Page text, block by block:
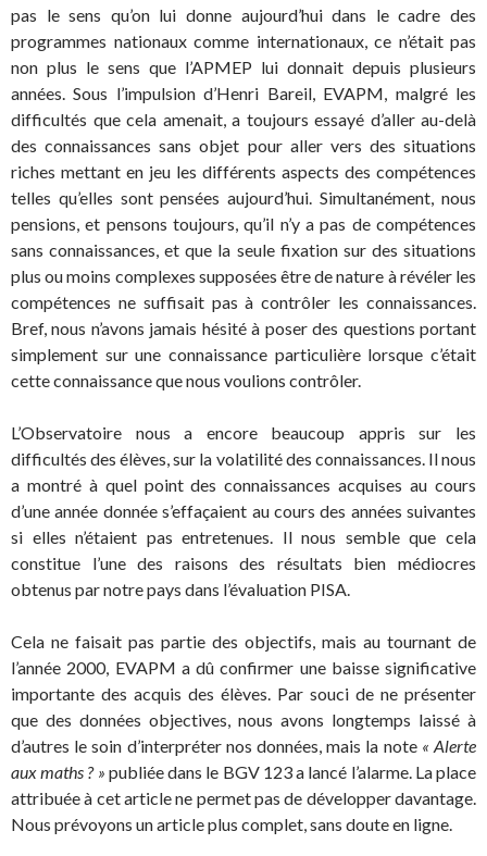
pas le sens qu’on lui donne aujourd’hui dans le cadre des
programmes nationaux comme internationaux, ce n’était pas
non plus le sens que l’APMEP lui donnait depuis plusieurs
années. Sous l’impulsion d’Henri Bareil, EVAPM, malgré les
difficultés que cela amenait, a toujours essayé d’aller au-delà
des connaissances sans objet pour aller vers des situations
riches mettant en jeu les différents aspects des compétences
telles qu’elles sont pensées aujourd’hui. Simultanément, nous
pensions, et pensons toujours, qu’il n’y a pas de compétences
sans connaissances, et que la seule fixation sur des situations
plus ou moins complexes supposées être de nature à révéler les
compétences ne suffisait pas à contrôler les connaissances.
Bref, nous n’avons jamais hésité à poser des questions portant
simplement sur une connaissance particulière lorsque c’était
cette connaissance que nous voulions contrôler.
L’Observatoire nous a encore beaucoup appris sur les
difficultés des élèves, sur la volatilité des connaissances. Il nous
a montré à quel point des connaissances acquises au cours
d’une année donnée s’effaçaient au cours des années suivantes
si elles n’étaient pas entretenues. Il nous semble que cela
constitue l’une des raisons des résultats bien médiocres
obtenus par notre pays dans l’évaluation PISA.
Cela ne faisait pas partie des objectifs, mais au tournant de
l’année 2000, EVAPM a dû confirmer une baisse significative
importante des acquis des élèves. Par souci de ne présenter
que des données objectives, nous avons longtemps laissé à
d’autres le soin d’interpréter nos données, mais la note « Alerte
aux maths ? » publiée dans le BGV 123 a lancé l’alarme. La place
attribuée à cet article ne permet pas de développer davantage.
Nous prévoyons un article plus complet, sans doute en ligne.